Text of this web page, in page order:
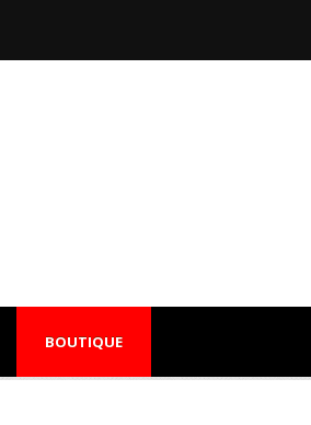
BOUTIQUE